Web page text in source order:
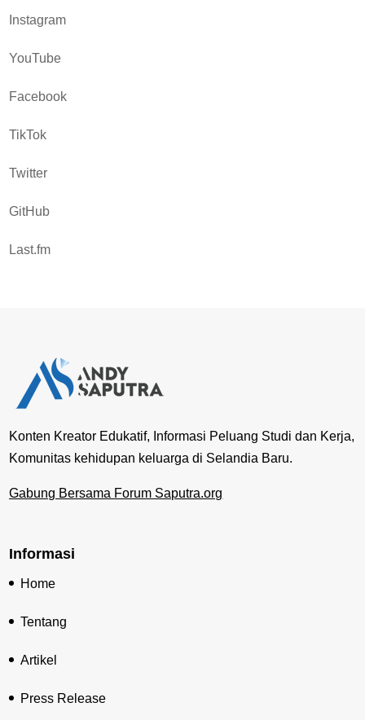
Instagram
YouTube
Facebook
TikTok
Twitter
GitHub
Last.fm
Konten Kreator Edukatif, Informasi Peluang Studi dan Kerja,
Komunitas kehidupan keluarga di Selandia Baru.
Gabung Bersama Forum Saputra.org
Informasi
Home
Tentang
Artikel
Press Release